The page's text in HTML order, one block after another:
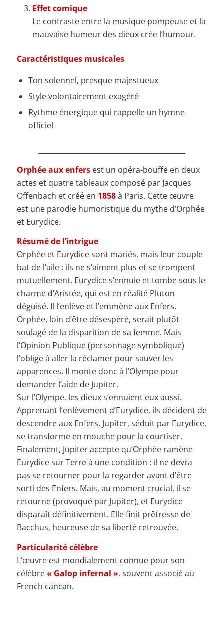
Effet comique
Le contraste entre la musique pompeuse et la
mauvaise humeur des dieux crée l’humour.
Caractéristiques musicales
Ton solennel, presque majestueux
Style volontairement exagéré
Rythme énergique qui rappelle un hymne
officiel
Orphée aux enfersest un opéra-bouffe en deux
actes et quatre tableaux composé par Jacques
Offenbach et créé en 1858à Paris. Cette œuvre
est une parodie humoristique du mythe d’Orphée
et Eurydice.
Résumé de l’intrigue
Orphée et Eurydice sont mariés, mais leur couple
bat de l’aile : ils ne s’aiment plus et se trompent
mutuellement. Eurydice s’ennuie et tombe sous le
charme d’Aristée, qui est en réalité Pluton
déguisé. Il l’enlève et l’emmène aux Enfers.
Orphée, loin d’être désespéré, serait plutôt
soulagé de la disparition de sa femme. Mais
l’Opinion Publique (personnage symbolique)
l’oblige à aller la réclamer pour sauver les
apparences. Il monte donc à l’Olympe pour
demander l’aide de Jupiter.
Sur l’Olympe, les dieux s’ennuient eux aussi.
Apprenant l’enlèvement d’Eurydice, ils décident de
descendre aux Enfers. Jupiter, séduit par Eurydice,
se transforme en mouche pour la courtiser.
Finalement, Jupiter accepte qu’Orphée ramène
Eurydice sur Terre à une condition : il ne devra
pas se retourner pour la regarder avant d’être
sorti des Enfers. Mais, au moment crucial, il se
retourne (provoqué par Jupiter), et Eurydice
disparaît définitivement. Elle finit prêtresse de
Bacchus, heureuse de sa liberté retrouvée.
Particularité célèbre
L’œuvre est mondialement connue pour son
célèbre« Galop infernal », souvent associé au
French cancan.